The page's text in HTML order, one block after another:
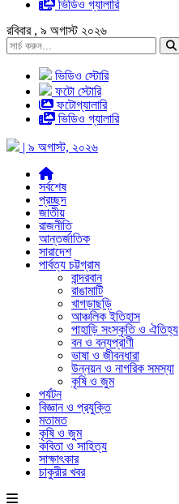
ভিডিও গ্যালারি
রবিবার , ৯ অগাস্ট ২০২৬
ভিডিও স্টোরি
ফটো স্টোরি
ফটোগ্যালারি
ভিডিও গ্যালারি
| ৯ অগাস্ট, ২০২৬
সর্বশেষ
প্রচ্ছদ
জাতীয়
রাজনীতি
আন্তর্জাতিক
সারাদেশ
পার্বত্য চট্টগ্রাম
বান্দরবান
রাঙামাটি
খাগড়াছড়ি
আঞ্চলিক ইতিহাস
পাহাড়ি সংস্কৃতি ও ঐতিহ্য
বন ও বন্যপ্রাণী
ভাষা ও জীবনধারা
উন্নয়ন ও নাগরিক সমস্যা
কৃষি ও জুম
পর্যটন
বিজ্ঞান ও প্রযুক্তি
মতামত
কৃষি ও জুম
কবিতা ও সাহিত্য
সাক্ষাৎকার
চাকুরীর খবর